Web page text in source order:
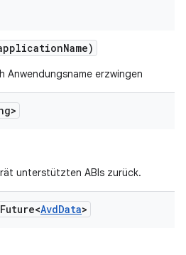
Name)
Anwendungsname erzwingen
unterstützten ABIs zurück.
Future<AvdData>